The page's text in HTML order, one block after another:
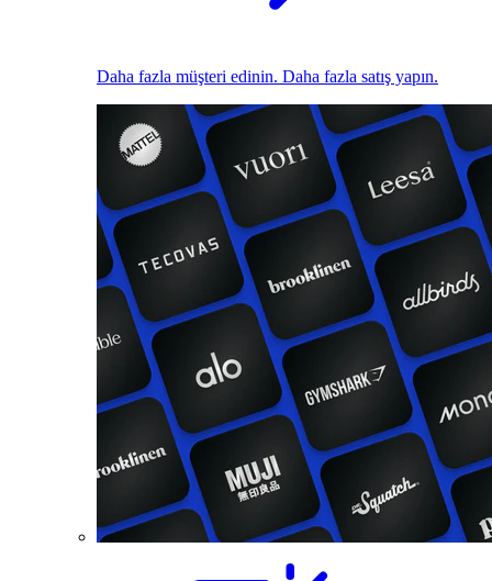
Daha fazla müşteri edinin. Daha fazla satış yapın.